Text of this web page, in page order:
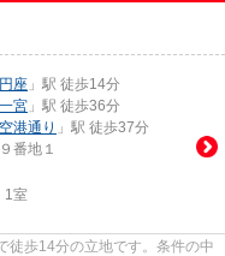
円座 」駅 徒歩14分
一宮 」駅 徒歩36分
空港通り 」駅 徒歩37分
番地１
1室
徒歩14分の立地です。条件の中